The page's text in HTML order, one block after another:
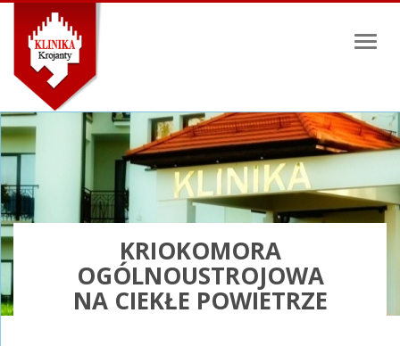
Toggle
KRIOKOMORA
OGÓLNOUSTROJOWA
NA CIEKŁE POWIETRZE